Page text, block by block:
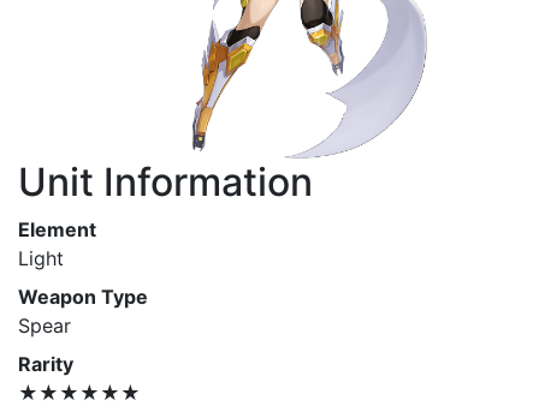
Unit Information
Element
Light
Weapon Type
Spear
Rarity
★★★★★★